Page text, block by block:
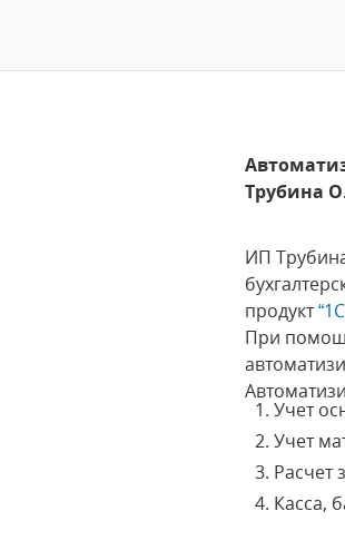
Трубина
ИП
продукт
При
Учет
Учет
Расчет
Касса,